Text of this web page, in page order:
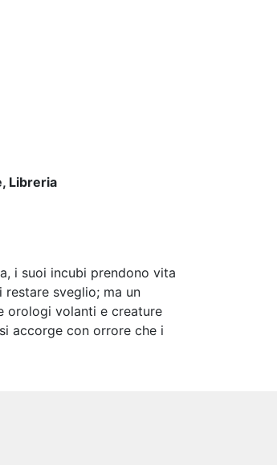
Libreria
i suoi incubi prendono vita
sveglio; ma un
orologi volanti e creature
accorge con orrore che i